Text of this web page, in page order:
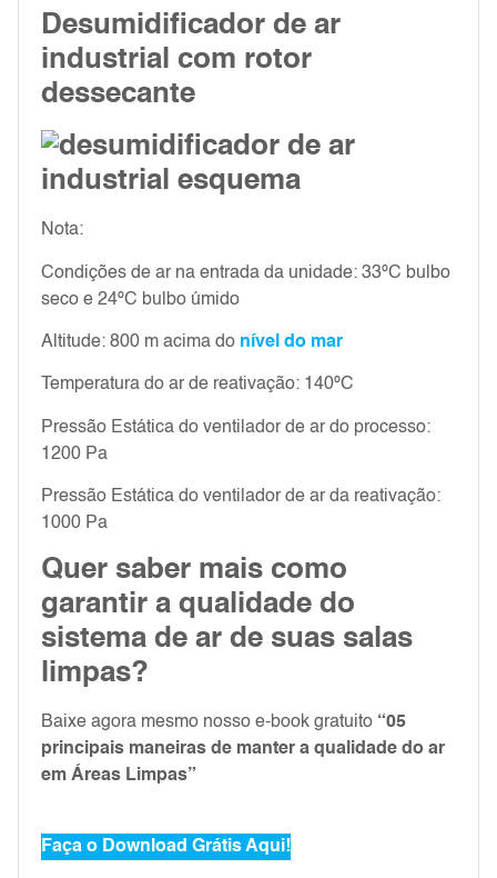
Desumidificador de ar
industrial com rotor
dessecante
Nota:
Condições de ar na entrada da unidade: 33ºC bulbo
seco e 24ºC bulbo úmido
Altitude: 800 m acima do nível do mar
Temperatura do ar de reativação: 140ºC
Pressão Estática do ventilador de ar do processo:
1200 Pa
Pressão Estática do ventilador de ar da reativação:
1000 Pa
Quer saber mais como
garantir a qualidade do
sistema de ar de suas salas
limpas?
Baixe agora mesmo nosso e-book gratuito “05
principais maneiras de manter a qualidade do ar
em Áreas Limpas”
Faça o Download Grátis Aqui!